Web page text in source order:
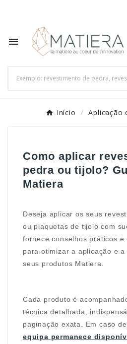

Início Aplicação
Como aplicar
pedra ou tijolo?
Matiera
Deseja aplicar os seus
ou plaquetas de tijolo com
fornece conselhos práticos e
para otimizar a aplicação e a
seus produtos Matiera.
Cada produto é
técnica detalhada,
paginação exata. Em caso
equipa permanece